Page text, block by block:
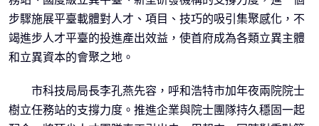
步驟施展平臺載體對人才、項目、技巧的吸引集聚感化，不
竭進步人才平臺的投進產出效益，使首府成為各類立異主體
和立異資本的會聚之地。
市科技局局長李孔燕先容，呼和浩特市加年夜兩院院士
樹立任務站的支撐力度。推進企業與院士團隊持久穩固一起